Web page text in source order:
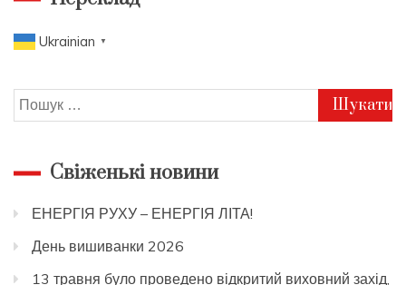
Ukrainian ▼
Пошук:
Свіженькі новини
ЕНЕРГІЯ РУХУ – ЕНЕРГІЯ ЛІТА!
День вишиванки 2026
13 травня було проведено відкритий виховний захід,